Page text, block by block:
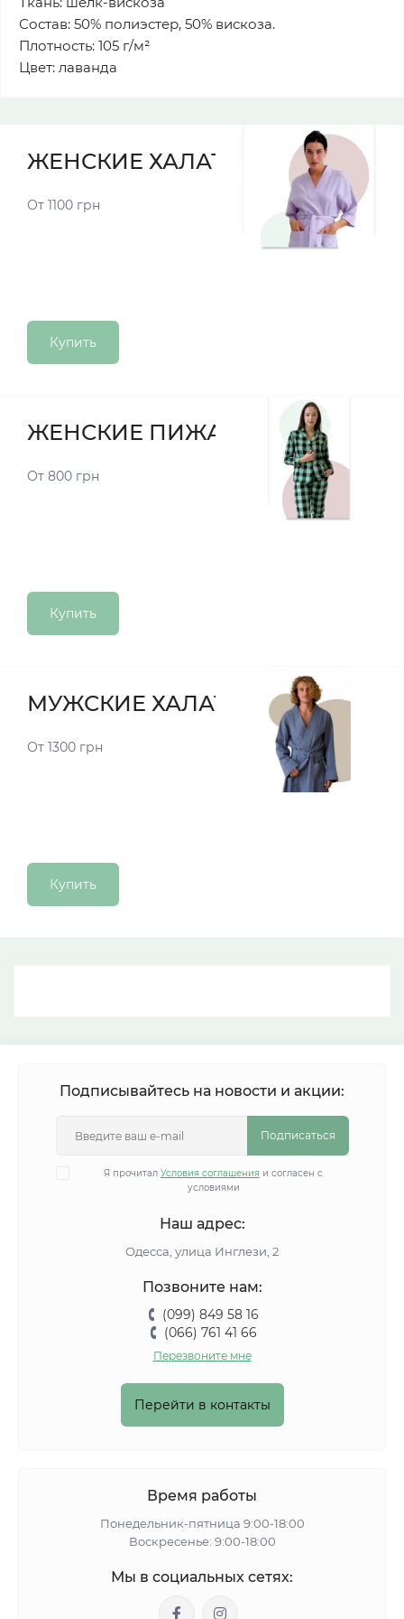
Состав: 50% полиэстер, 50% вискоза.
Плотность: 105 г/м²
Цвет: лаванда
ЖЕНСКИЕ ХАЛАТЫ
От 1100 грн
Купить
ЖЕНСКИЕ ПИЖАМЫ
От 800 грн
Купить
МУЖСКИЕ ХАЛАТЫ
От 1300 грн
Купить
Подписывайтесь на новости и акции:
Подписаться
Я прочитал Условия соглашения и согласен с
условиями
Наш адрес:
Одесса, улица Инглези, 2
Позвоните нам:
(099) 849 58 16
(066) 761 41 66
Перезвоните мне
Перейти в контакты
Время работы
Понедельник-пятница 9:00-18:00
Воскресенье: 9:00-18:00
Мы в социальных сетях: